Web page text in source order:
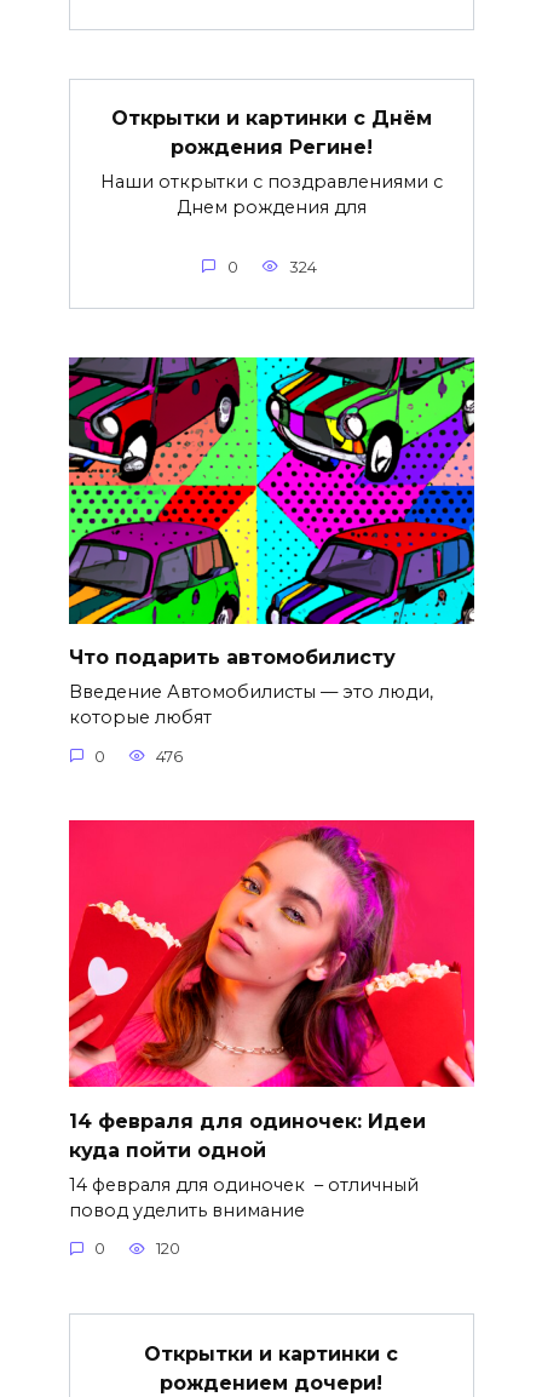
Открытки и картинки с Днём
рождения Регине!
Наши открытки с поздравлениями с
Днем рождения для
0 324
Что подарить автомобилисту
Введение Автомобилисты — это люди,
которые любят
0 476
14 февраля для одиночек: Идеи
куда пойти одной
14 февраля для одиночек – отличный
повод уделить внимание
0 120
Открытки и картинки с
рождением дочери!